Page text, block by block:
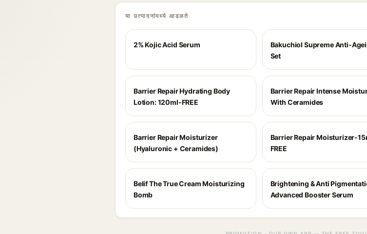
या उत्पादनांमध्ये आढळते
2% Kojic Acid Serum
Bakuchiol Supreme Anti-
Set
Barrier Repair Hydrating Body
Lotion: 120ml-FREE
Barrier Repair Intense
With Ceramides
Barrier Repair Moisturizer
(Hyaluronic + Ceramides)
Barrier Repair Moisturizer-
FREE
Belif The True Cream Moisturizing
Bomb
Brightening & Anti
Advanced Booster Serum